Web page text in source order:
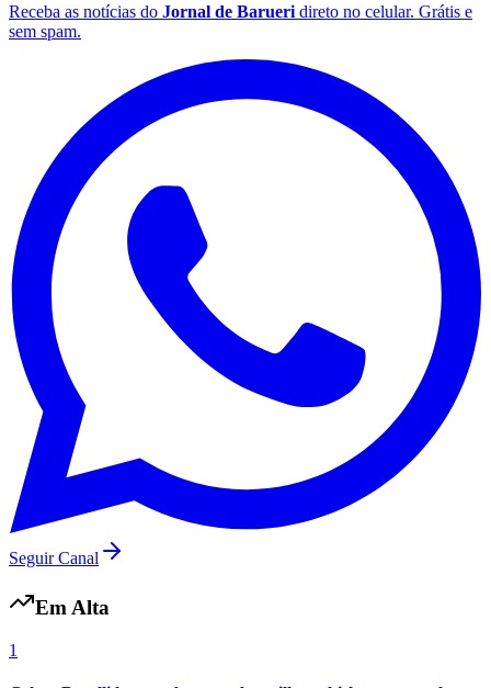
Vasco
Receba as notícias do Jornal de Barueri direto no celular. Grátis e
sem spam.
Seguir Canal
Em Alta
1